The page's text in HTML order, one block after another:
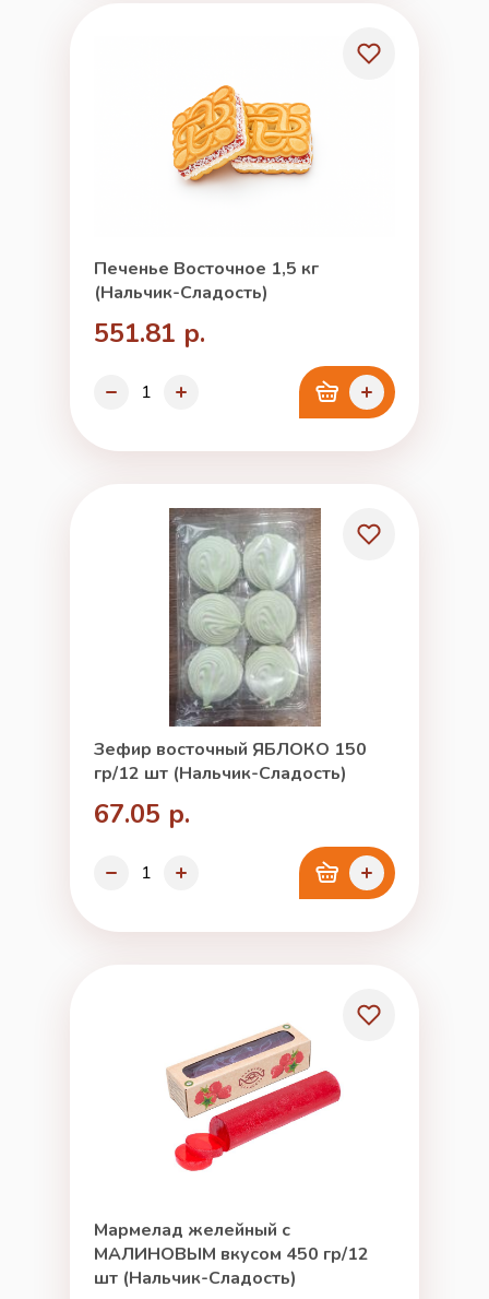
Печенье Восточное 1,5 кг
(Нальчик-Сладость)
551.81 р.
Зефир восточный ЯБЛОКО 150
гр/12 шт (Нальчик-Сладость)
67.05 р.
Мармелад желейный с
МАЛИНОВЫМ вкусом 450 гр/12
шт (Нальчик-Сладость)